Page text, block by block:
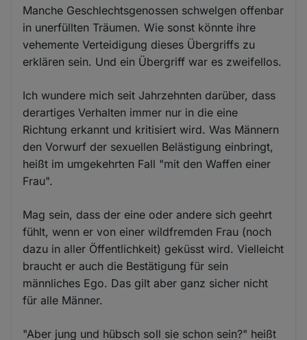
Manche Geschlechtsgenossen schwelgen offenbar
in unerfüllten Träumen. Wie sonst könnte ihre
vehemente Verteidigung dieses Übergriffs zu
erklären sein. Und ein Übergriff war es zweifellos.
Ich wundere mich seit Jahrzehnten darüber, dass
derartiges Verhalten immer nur in die eine
Richtung erkannt und kritisiert wird. Was Männern
den Vorwurf der sexuellen Belästigung einbringt,
heißt im umgekehrten Fall "mit den Waffen einer
Frau".
Mag sein, dass der eine oder andere sich geehrt
fühlt, wenn er von einer wildfremden Frau (noch
dazu in aller Öffentlichkeit) geküsst wird. Vielleicht
braucht er auch die Bestätigung für sein
männliches Ego. Das gilt aber ganz sicher nicht
für alle Männer.
"Aber jung und hübsch soll sie schon sein?" heißt